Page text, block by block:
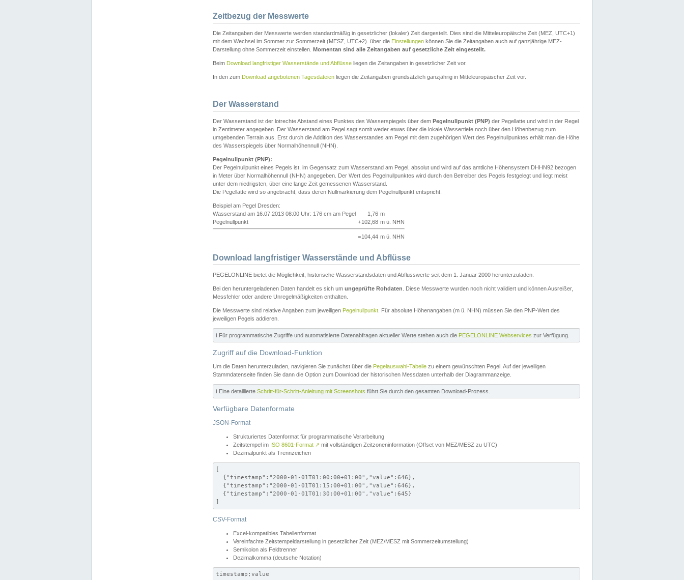
Zeitbezug der Messwerte
Die Zeitangaben der Messwerte werden standardmäßig in gesetzlicher (lokaler) Zeit dargestellt. Dies sind die Mitteleuropäische Zeit (MEZ, UTC+1)
mit dem Wechsel im Sommer zur Sommerzeit (MESZ, UTC+2). über die Einstellungen können Sie die Zeitangaben auch auf ganzjährige MEZ-
Darstellung ohne Sommerzeit einstellen. Momentan sind alle Zeitangaben auf gesetzliche Zeit eingestellt.
Beim Download langfristiger Wasserstände und Abflüsse liegen die Zeitangaben in gesetzlicher Zeit vor.
In den zum Download angebotenen Tagesdateien liegen die Zeitangaben grundsätzlich ganzjährig in Mitteleuropäischer Zeit vor.
Der Wasserstand
Der Wasserstand ist der lotrechte Abstand eines Punktes des Wasserspiegels über dem Pegelnullpunkt (PNP) der Pegellatte und wird in der Regel
in Zentimeter angegeben. Der Wasserstand am Pegel sagt somit weder etwas über die lokale Wassertiefe noch über den Höhenbezug zum
umgebenden Terrain aus. Erst durch die Addition des Wasserstandes am Pegel mit dem zugehörigen Wert des Pegelnullpunktes erhält man die Höhe
des Wasserspiegels über Normalhöhennull (NHN).
Pegelnullpunkt (PNP):
Der Pegelnullpunkt eines Pegels ist, im Gegensatz zum Wasserstand am Pegel, absolut und wird auf das amtliche Höhensystem DHHN92 bezogen
in Meter über Normalhöhennull (NHN) angegeben. Der Wert des Pegelnullpunktes wird durch den Betreiber des Pegels festgelegt und liegt meist
unter dem niedrigsten, über eine lange Zeit gemessenen Wasserstand.
Die Pegellatte wird so angebracht, dass deren Nullmarkierung dem Pegelnullpunkt entspricht.
Beispiel am Pegel Dresden:
Wasserstand am 16.07.2013 08:00 Uhr: 176 cm am Pegel
1,76 m
Pegelnullpunkt
+102,68 m ü. NHN
=104,44 m ü. NHN
Download langfristiger Wasserstände und Abflüsse
PEGELONLINE bietet die Möglichkeit, historische Wasserstandsdaten und Abflusswerte seit dem 1. Januar 2000 herunterzuladen.
Bei den heruntergeladenen Daten handelt es sich um ungeprüfte Rohdaten . Diese Messwerte wurden noch nicht validiert und können Ausreißer,
Messfehler oder andere Unregelmäßigkeiten enthalten.
Die Messwerte sind relative Angaben zum jeweiligen Pegelnullpunkt . Für absolute Höhenangaben (m ü. NHN) müssen Sie den PNP-Wert des
jeweiligen Pegels addieren.
ℹ️ Für programmatische Zugriffe und automatisierte Datenabfragen aktueller Werte stehen auch die PEGELONLINE Webservices zur Verfügung.
Zugriff auf die Download-Funktion
Um die Daten herunterzuladen, navigieren Sie zunächst über die Pegelauswahl-Tabelle zu einem gewünschten Pegel. Auf der jeweiligen
Stammdatenseite finden Sie dann die Option zum Download der historischen Messdaten unterhalb der Diagrammanzeige.
ℹ️ Eine detaillierte Schritt-für-Schritt-Anleitung mit Screenshots führt Sie durch den gesamten Download-Prozess.
Verfügbare Datenformate
JSON-Format
Strukturiertes Datenformat für programmatische Verarbeitung
Zeitstempel im ISO 8601-Format ↗ mit vollständigen Zeitzoneninformation (Offset von MEZ/MESZ zu UTC)
Dezimalpunkt als Trennzeichen
[
  {"timestamp":"2000-01-01T01:00:00+01:00","value":646},
  {"timestamp":"2000-01-01T01:15:00+01:00","value":646},
  {"timestamp":"2000-01-01T01:30:00+01:00","value":645}
]
CSV-Format
Excel-kompatibles Tabellenformat
Vereinfachte Zeitstempeldarstellung in gesetzlicher Zeit (MEZ/MESZ mit Sommerzeitumstellung)
Semikolon als Feldtrenner
Dezimalkomma (deutsche Notation)
timestamp;value